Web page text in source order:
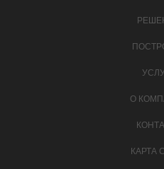
О
КАРТА